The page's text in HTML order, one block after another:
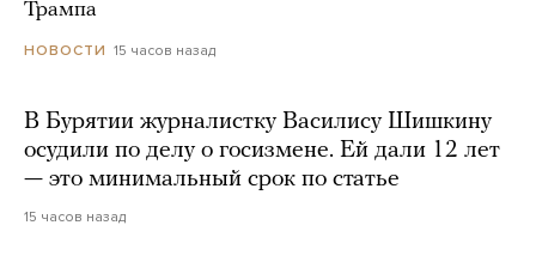
Трампа
НОВОСТИ 15 часов назад
В Бурятии журналистку Василису Шишкину
осудили по делу о госизмене. Ей дали 12 лет
— это минимальный срок по статье
15 часов назад